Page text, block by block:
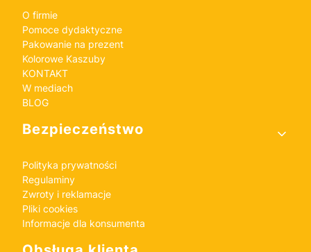
O firmie
Pomoce dydaktyczne
Pakowanie na prezent
Kolorowe Kaszuby
KONTAKT
W mediach
BLOG
Bezpieczeństwo
Polityka prywatności
Regulaminy
Zwroty i reklamacje
Pliki cookies
Informacje dla konsumenta